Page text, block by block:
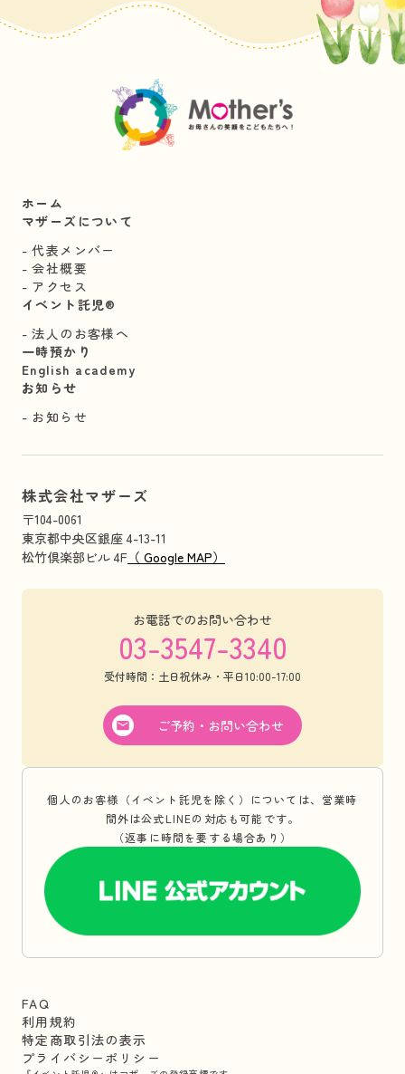
ホーム
マザーズについて
代表メンバー
会社概要
アクセス
イベント託児®︎
法人のお客様へ
一時預かり
English academy
お知らせ
お知らせ
株式会社マザーズ
〒104-0061
東京都中央区銀座 4-13-11
松竹倶楽部ビル 4F （ Google MAP）
お電話でのお問い合わせ
03-3547-3340
受付時間：土日祝休み・平日10:00-17:00
ご予約・お問い合わせ
個人のお客様（イベント託児を除く）については、営業時
間外は公式LINEの対応も可能です。
（返事に時間を要する場合あり）
FAQ
利用規約
特定商取引法の表示
プライバシーポリシー